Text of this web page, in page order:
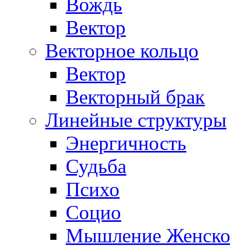
Вектор
Векторное кольцо
Вектор
Векторный брак
Линейные структуры
Энергичность
Судьба
Психо
Социо
Мышление